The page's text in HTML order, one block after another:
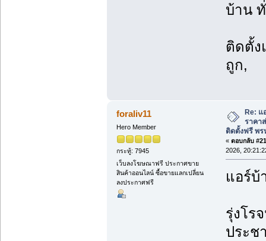
บ้าน
ติดตั้ง
ถูก,
foraliv11
Hero Member
กระทู้: 7945
เว็บลงโฆษณาฟรี ประกาศขาย
สินค้าออนไลน์ ซื้อขายแลกเปลี่ยน
ลงประกาศฟรี
Re: แ
ราคา
ติดตั้งฟรี พร
« ตอบกลับ
2026,
แอร์บ้
รุ่งโร
ประช